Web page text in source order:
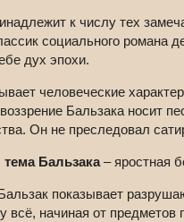
к числу тех
социального романа
дух эпохи.
человеческие
Бальзака носит
Он не преследовал
Бальзака– яростная
показывает
всё, начиная от предметов